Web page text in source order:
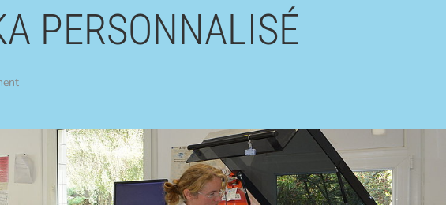
PERSONNALISÉ